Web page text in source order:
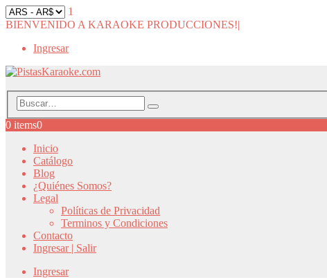
1
BIENVENIDO A KARAOKE PRODUCCIONES!|
Ingresar
0 items0
Inicio
Catálogo
Blog
¿Quiénes Somos?
Legal
Políticas de Privacidad
Terminos y Condiciones
Contacto
Ingresar | Salir
Ingresar